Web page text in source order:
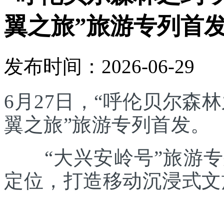
翼之旅”旅游专列首
发布时间：2026-06-29
6月27日，“呼伦贝尔森
翼之旅”旅游专列首发。
“大兴安岭号”旅游专
定位，打造移动沉浸式